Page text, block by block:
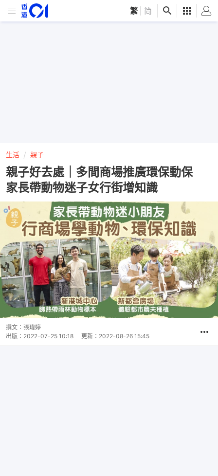
繁 简
生活 親子
親子好去處｜多間商場推廣環保動保
家長帶動物迷子女行街增知識
撰文： 張瑋婷
出版： 2022-07-25 10:18 更新： 2022-08-26 15:45